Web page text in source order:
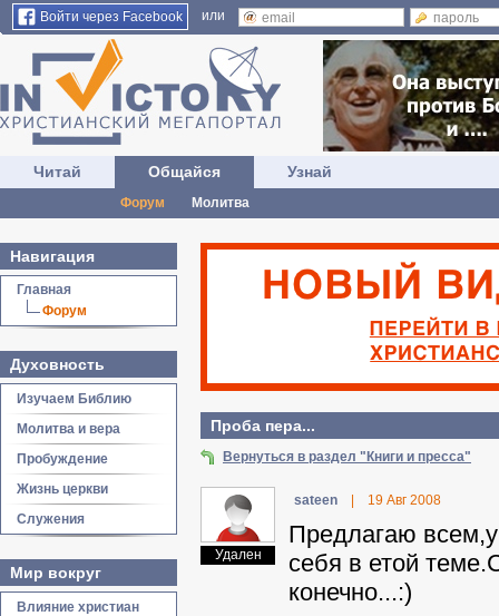
Войти через Facebook или
Читай Общайся
Форум Молитва
Узнай
Навигация
Главная
Форум
Духовность
Изучаем Библию
Молитва и вера
Пробуждение
Жизнь церкви
Служения
Мир вокруг
Влияние христиан
Проба пера...
Вернуться в раздел "Книги и пресса"
Удален
sateen 19 Авг 2008
Предлагаю всем,у
себя в етой
конечно...:)